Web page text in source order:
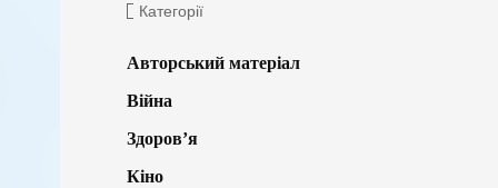
Категорії
Авторський матеріал
Війна
Здоров’я
Кіно